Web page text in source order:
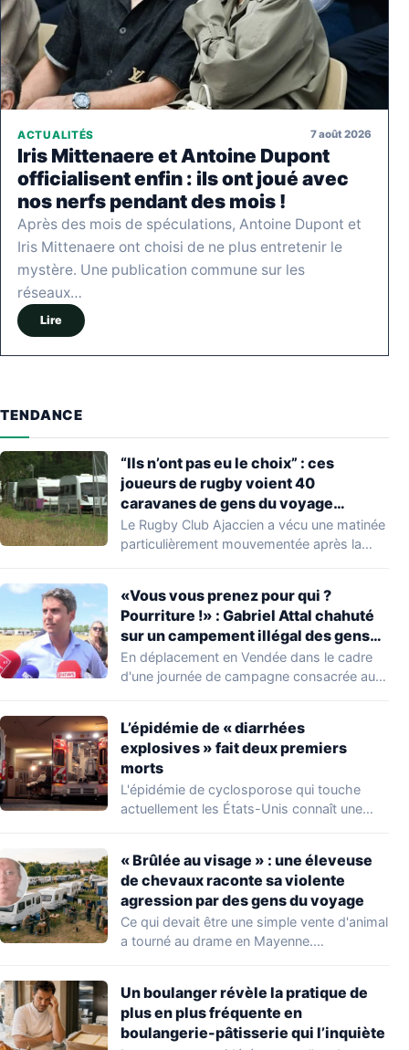
ACTUALITÉS 7 août 2026
Iris Mittenaere et Antoine Dupont
officialisent enfin : ils ont joué avec
nos nerfs pendant des mois !
Après des mois de spéculations, Antoine Dupont et
Iris Mittenaere ont choisi de ne plus entretenir le
mystère. Une publication commune sur les
réseaux…
Lire
TENDANCE
“Ils n’ont pas eu le choix” : ces
joueurs de rugby voient 40
caravanes de gens du voyage
s’installer dans leur stade, ils les
délogent en moins d’1 heure
Le Rugby Club Ajaccien a vécu une matinée
particulièrement mouvementée après la
«Vous vous prenez pour qui ?
Pourriture !» : Gabriel Attal chahuté
sur un campement illégal des gens
du voyage
En déplacement en Vendée dans le cadre
d'une journée de campagne consacrée aux
L’épidémie de « diarrhées
explosives » fait deux premiers
morts
L'épidémie de cyclosporose qui touche
actuellement les États-Unis connaît une
« Brûlée au visage » : une éleveuse
de chevaux raconte sa violente
agression par des gens du voyage
Ce qui devait être une simple vente d'animal
a tourné au drame en Mayenne.…
Un boulanger révèle la pratique de
plus en plus fréquente en
boulangerie-pâtisserie qui l’inquiète